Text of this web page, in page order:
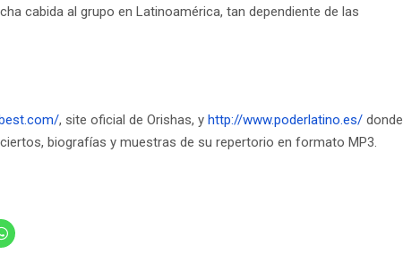
cabida al grupo en Latinoamérica, tan dependiente de las
, site oficial de Orishas, y http://www.poderlatino.es/ donde
biografías y muestras de su repertorio en formato MP3.